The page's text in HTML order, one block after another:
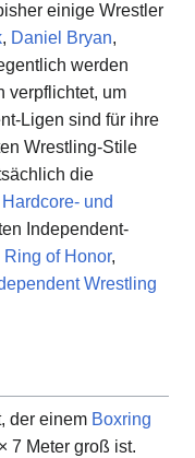
einige Wrestler
, Daniel Bryan,
werden
verpflichtet, um
Ligen sind für ihre
Wrestling-Stile
die
Hardcore- und
Independent-
Ring of Honor,
Wrestling
der einem Boxring
7 Meter groß ist.